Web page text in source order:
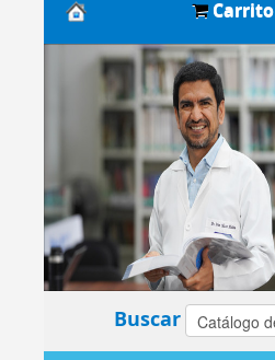
Biblioteca
Central
EsSalud
Carrito
Buscar